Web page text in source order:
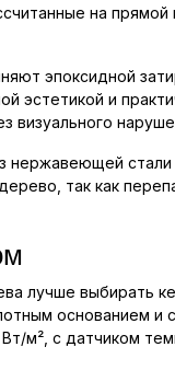
на прямой
эпоксидной
эстетикой и
визуального
стали
так как
лучше выбирать
основанием и
м², с датчиком